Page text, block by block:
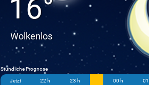
16°
Wolkenlos
Stündliche Prognose
Jetzt 22 h 23 h 00 h